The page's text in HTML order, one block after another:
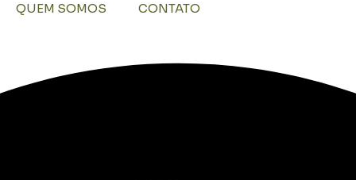
QUEM SOMOS CONTATO